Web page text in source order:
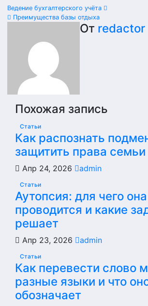
Ведение бухгалтерского учёта
Преимущества базы отдыха
От redactor
Похожая запись
Статьи
Как распознать
защитить права семьи
Апр 24, 2026 admin
Статьи
Аутопсия: для чего она
проводится и какие
решает
Апр 23, 2026 admin
Статьи
Как перевести слово
разные языки и что
обозначает